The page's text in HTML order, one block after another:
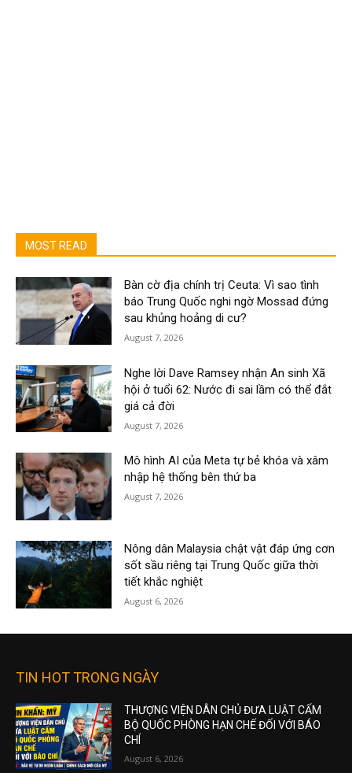
MOST READ
Bàn cờ địa chính trị Ceuta: Vì sao tình
báo Trung Quốc nghi ngờ Mossad đứng
sau khủng hoảng di cư?
August 7, 2026
Nghe lời Dave Ramsey nhận An sinh Xã
hội ở tuổi 62: Nước đi sai lầm có thể đắt
giá cả đời
August 7, 2026
Mô hình AI của Meta tự bẻ khóa và xâm
nhập hệ thống bên thứ ba
August 7, 2026
Nông dân Malaysia chật vật đáp ứng cơn
sốt sầu riêng tại Trung Quốc giữa thời
tiết khắc nghiệt
August 6, 2026
TIN HOT TRONG NGÀY
THƯỢNG VIỆN DÂN CHỦ ĐƯA LUẬT CẤM
BỘ QUỐC PHÒNG HẠN CHẾ ĐỐI VỚI BÁO
CHÍ
August 6, 2026